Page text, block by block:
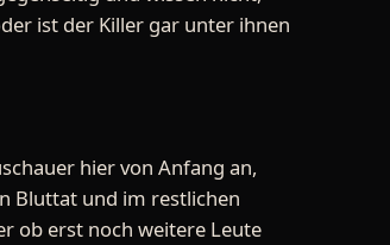
ist der Killer gar unter ihnen
hier von Anfang an,
Bluttat und im restlichen
ob erst noch weitere Leute